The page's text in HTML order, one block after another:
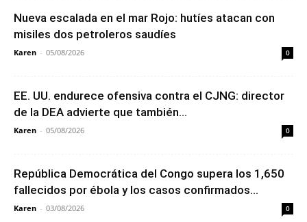
Nueva escalada en el mar Rojo: hutíes atacan con
misiles dos petroleros saudíes
Karen - 05/08/2026 0
EE. UU. endurece ofensiva contra el CJNG: director
de la DEA advierte que también...
Karen - 05/08/2026 0
República Democrática del Congo supera los 1,650
fallecidos por ébola y los casos confirmados...
Karen - 03/08/2026 0